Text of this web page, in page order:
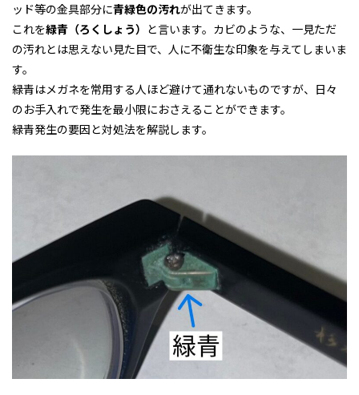
ッド等の金具部分に青緑色の汚れが出てきます。
これを緑青（ろくしょう） と言います。カビのような、一見ただ
の汚れとは思えない見た目で、人に不衛生な印象を与えてしまいま
す。
緑青はメガネを常用する人ほど避けて通れないものですが、日々
のお手入れで発生を最小限におさえることができます。
緑青発生の要因と対処法を解説します。